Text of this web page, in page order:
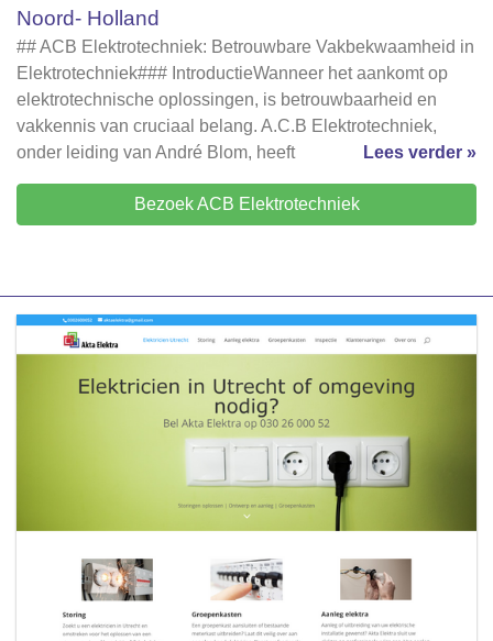
Noord- Holland
## ACB Elektrotechniek: Betrouwbare Vakbekwaamheid in
Elektrotechniek### IntroductieWanneer het aankomt op
elektrotechnische oplossingen, is betrouwbaarheid en
vakkennis van cruciaal belang. A.C.B Elektrotechniek,
onder leiding van André Blom, heeft
Lees verder »
Bezoek ACB Elektrotechniek